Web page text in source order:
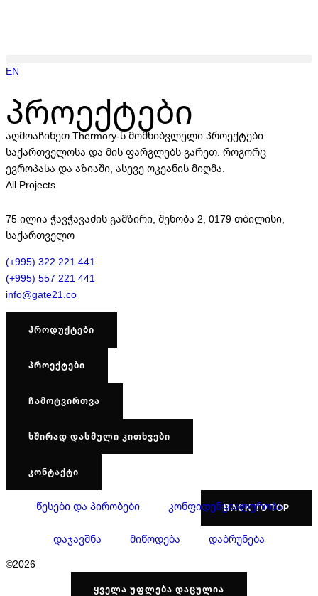
EN
პროექტები
აღმოაჩინეთ Thermory-ს მომხიბვლელი პროექტები
საქართველოსა და მის ფარგლებს გარეთ. როგორც
ევროპასა და აზიაში, ასევე ოკეანის მიღმა.
All Projects
75 ილია ჭავჭავაძის გამზირი, შენობა 2, 0179 თბილისი,
საქართველო
(+995) 322 221 441
(+995) 557 221 441
info@gate21.co
ᲞᲠᲝᲓᲣᲥᲢᲔᲑᲘ
ᲞᲠᲝᲔᲥᲢᲔᲑᲘ
ᲩᲐᲛᲝᲢᲕᲘᲠᲗᲕᲐ
ᲮᲨᲘᲠᲐᲓ ᲓᲐᲡᲛᲣᲚᲘ ᲙᲘᲗᲮᲕᲔᲑᲘ
ᲙᲝᲜᲢᲐᲥᲢᲘ
BACK TO TOP
წესები და პირობები კონფიდენციალურობა
დაჯავშნა მიწოდება
დაბრუნება
©2026
ᲧᲕᲔᲚᲐ ᲣᲤᲚᲔᲑᲐ ᲓᲐᲪᲣᲚᲘᲐ